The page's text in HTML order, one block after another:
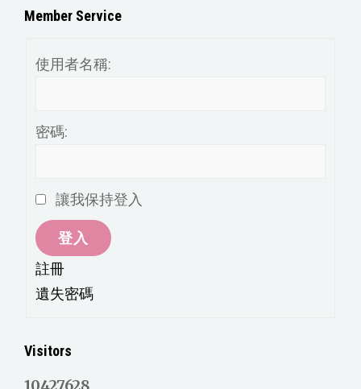
分
Member Service
使用者名稱:
密碼:
讓我保持登入
登入
註冊
遺失密碼
Visitors
10427628